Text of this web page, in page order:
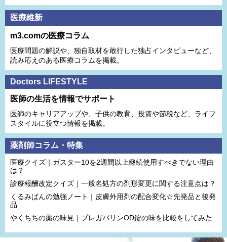
医療維新
m3.comの医療コラム
医療問題の解説や、独⾃取材を敢⾏した独占インタビューなど、
読み応えのある医療コラムを掲載。
Doctors LIFESTYLE
医師の生活を情報でサポート
医師のキャリアアップや、子供の教育、投資や節税など、ライフ
スタイルに役立つ情報を掲載。
薬剤師コラム・特集
医療クイズ｜ガスター10を2週間以上継続使用すべきでない理由
は？
診療報酬改定クイズ｜一般名処方の剤形変更に関する注意点は？
くるみぱんの勉強ノート｜皮膚外用剤の配合変化☆先発品と後発
品
やくちちの薬の味見｜プレガバリンOD錠の味を比較をしてみた